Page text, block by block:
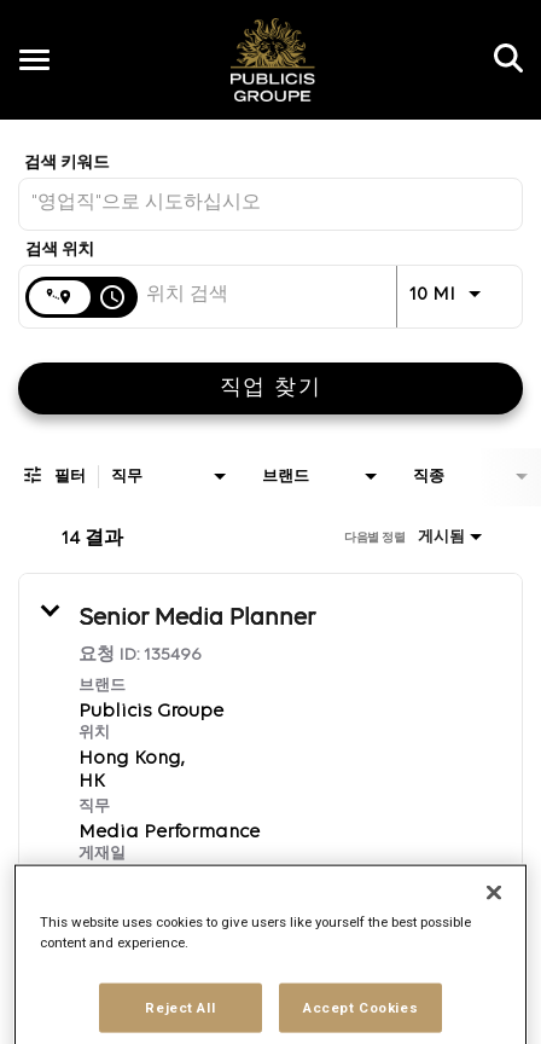
Toggle
KR
access_time 10 MI
직업 찾기
필터 직무 브랜드 직종
14 결과 게시됨
다음별 정렬
Senior Media Planner
요청 ID: 135496
브랜드
Publicis Groupe
위치
Hong Kong,
직무
Media Performance
게재일
English
This website uses cookies to give users like yourself the best possible
content and experience.
Reject All Accept Cookies